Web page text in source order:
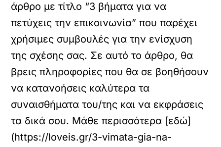
άρθρο με τίτλο “3 βήματα για να
πετύχεις την επικοινωνία” που παρέχει
χρήσιμες συμβουλές για την ενίσχυση
της σχέσης σας. Σε αυτό το άρθρο, θα
βρεις πληροφορίες που θα σε βοηθήσουν
να κατανοήσεις καλύτερα τα
συναισθήματα του/της και να εκφράσεις
τα δικά σου. Μάθε περισσότερα [εδώ]
(https://loveis.gr/3-vimata-gia-na-